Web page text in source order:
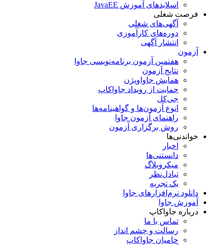
اسلایدهای آموزش JavaEE
فرصت شغلی
آگهی‌های شغلی
دوره‌های کارآموزی
انتشار آگهی
آزمون
هفتمین آزمون برنامه‌نویسی جاوا
نتایج آزمون
همایش جاواویژن
حمایت از رویداد جاواکاپ
جی‌کل
انوع آزمون‌ها و گواهینامه‌ها
راهنمای آزمون جاوا
روش برگزاری آزمون
خواندنی‌ها
اخبار
دانستنی‌ها
میکروبلاگ
تبادل‌نظر
یک تجربه
دانلود نرم‌افزارهای جاوا
آموزش جاوا
درباره جاواکاپ
تماس با ما
رسالت و چشم انداز
حامیان جاواکاپ